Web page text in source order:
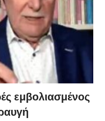
εμβoλιασμένος